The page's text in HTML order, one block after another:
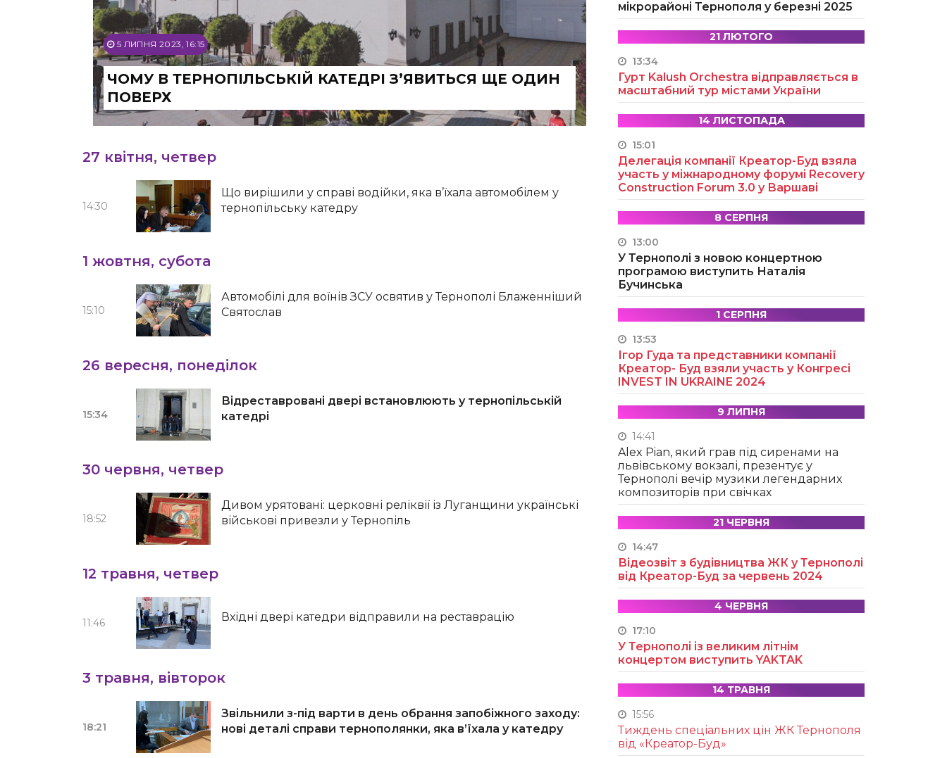
5 ЛИПНЯ 2023, 16:15
ЧОМУ В ТЕРНОПІЛЬСЬКІЙ КАТЕДРІ З’ЯВИТЬСЯ ЩЕ ОДИН
ПОВЕРХ
27 квітня, четвер
14:30
Що вирішили у справі водійки, яка в’їхала автомобілем у
тернопільську катедру
1 жовтня, субота
15:10
Автомобілі для воїнів ЗСУ освятив у Тернополі Блаженніший
Святослав
26 вересня, понеділок
15:34
Відреставровані двері встановлюють у тернопільській
катедрі
30 червня, четвер
18:52
Дивом урятовані: церковні реліквії із Луганщини українські
військові привезли у Тернопіль
12 травня, четвер
11:46 Вхідні двері катедри відправили на реставрацію
3 травня, вівторок
18:21
Звільнили з-під варти в день обрання запобіжного заходу:
нові деталі справи тернополянки, яка в’їхала у катедру
мікрорайоні Тернополя у березні 2025
21 ЛЮТОГО
13:34
Гурт Kalush Orchestra відправляється в
масштабний тур містами України
14 ЛИСТОПАДА
15:01
Делегація компанії Креатор-Буд взяла
участь у міжнародному форумі Recovery
Construction Forum 3.0 у Варшаві
8 СЕРПНЯ
13:00
У Тернополі з новою концертною
програмою виступить Наталія
Бучинська
1 СЕРПНЯ
13:53
Ігор Гуда та представники компанії
Креатор- Буд взяли участь у Конгресі
INVEST IN UKRAINE 2024
9 ЛИПНЯ
14:41
Alex Pian, який грав під сиренами на
львівському вокзалі, презентує у
Тернополі вечір музики легендарних
композиторів при свічках
21 ЧЕРВНЯ
14:47
Відеозвіт з будівництва ЖК у Тернополі
від Креатор-Буд за червень 2024
4 ЧЕРВНЯ
17:10
У Тернополі із великим літнім
концертом виступить YAKTAK
14 ТРАВНЯ
15:56
Тиждень спеціальних цін ЖК Тернополя
від «Креатор-Буд»